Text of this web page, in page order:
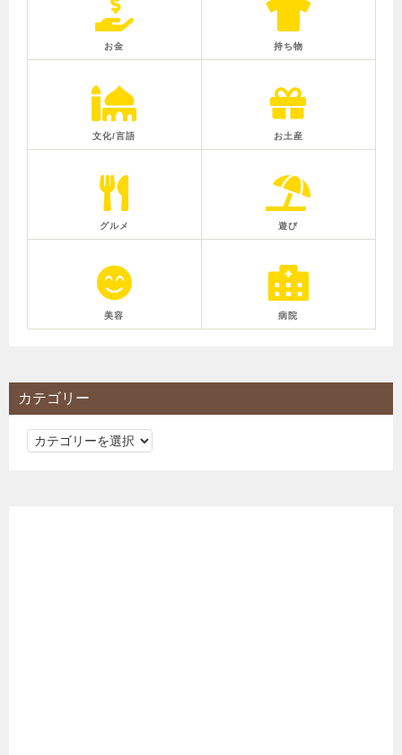
お金 持ち物
文化/言語 お土産
グルメ 遊び
美容 病院
カテゴリー
カ